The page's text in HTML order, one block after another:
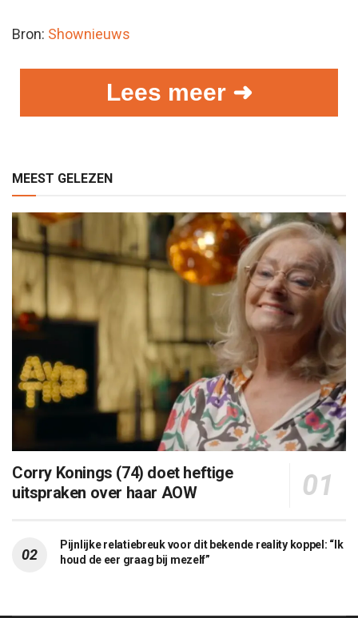
Bron: Shownieuws
Lees meer ➜
MEEST GELEZEN
Corry Konings (74) doet heftige
uitspraken over haar AOW
Pijnlijke relatiebreuk voor dit bekende reality koppel: “Ik
houd de eer graag bij mezelf”